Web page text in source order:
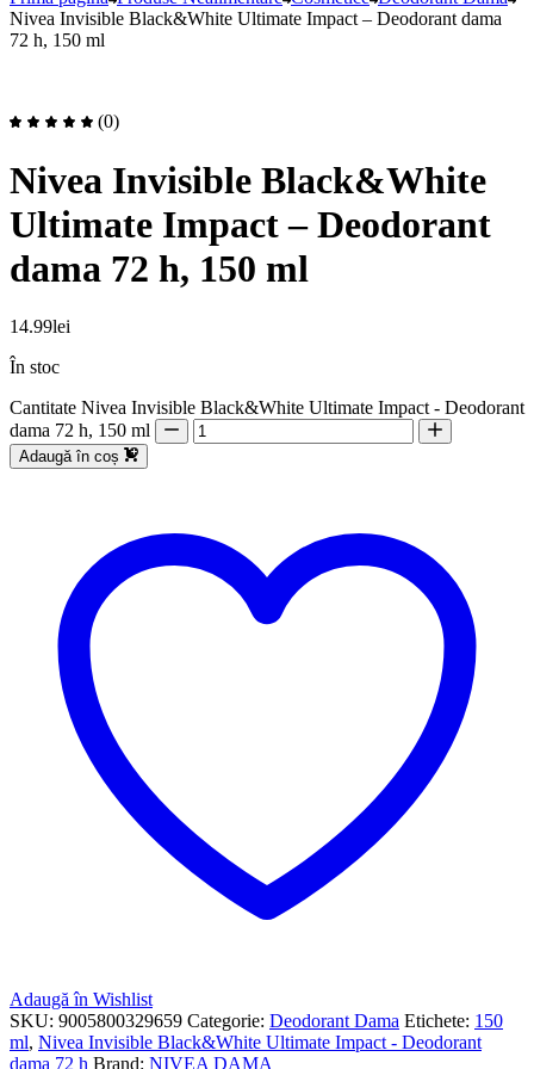
Nivea Invisible Black&White Ultimate Impact – Deodorant dama
72 h, 150 ml
(0)
Nivea Invisible Black&White
Ultimate Impact – Deodorant
dama 72 h, 150 ml
14.99lei
În stoc
Cantitate Nivea Invisible Black&White Ultimate Impact - Deodorant
dama 72 h, 150 ml
Adaugă în coș
Adaugă în Wishlist
SKU: 9005800329659 Categorie: Deodorant Dama Etichete: 150
ml, Nivea Invisible Black&White Ultimate Impact - Deodorant
dama 72 h Brand: NIVEA DAMA